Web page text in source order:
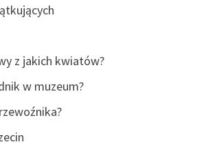
z jakich kwiatów?
w muzeum?